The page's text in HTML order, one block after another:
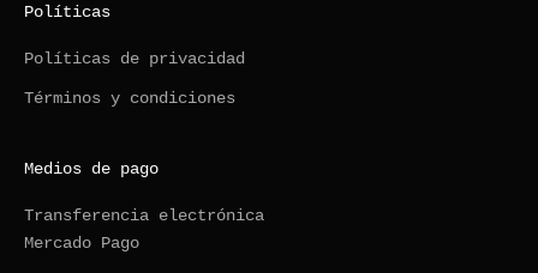
Políticas
Políticas de privacidad
Términos y condiciones
Medios de pago
Transferencia electrónica
Mercado Pago